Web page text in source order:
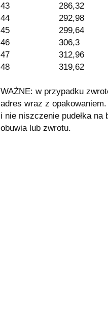
43
286,32
44
292,98
45
299,64
46
306,3
47
312,96
48
319,62
WAŻNE: w przypadku
adres wraz z
i nie niszczenie pudełka
obuwia lub zwrotu.